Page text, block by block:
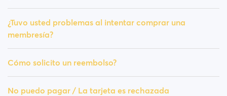
¿Tuvo usted problemas al intentar comprar una
membresía?
Cómo solicito un reembolso?
No puedo pagar / La tarjeta es rechazada